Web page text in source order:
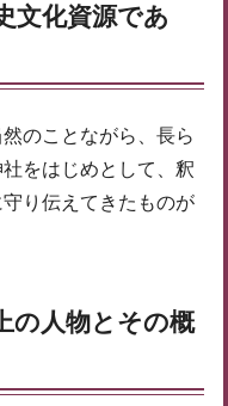
文化資源であ
のことながら、長ら
をはじめとして、釈
り伝えてきたものが
の人物とその概